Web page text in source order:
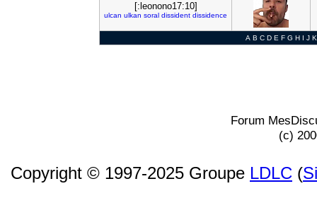
[:leonono17:10]
ulcan ulkan soral dissident dissidence
A B C D E F G H I J K
Forum
(c)
Copyright © 1997-2025 Groupe LDLC (